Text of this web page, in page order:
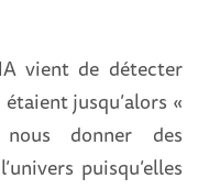
vient de détecter
jusqu’alors «
donner des
puisqu’elles